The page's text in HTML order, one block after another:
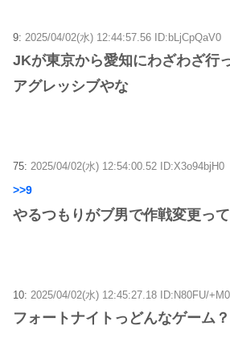
9: 2025/04/02(水) 12:44:57.56 ID:bLjCpQaV0
JKが東京から愛知にわざわざ行
アグレッシブやな
75: 2025/04/02(水) 12:54:00.52 ID:X3o94bjH0
>>9
やるつもりがブ男で作戦変更っ
10: 2025/04/02(水) 12:45:27.18 ID:N80FU/+M0
フォートナイトっどんなゲーム？